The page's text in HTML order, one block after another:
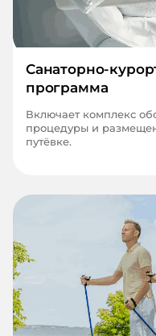
Санаторно-
программа
Включает комплекс
процедуры и
путёвке.